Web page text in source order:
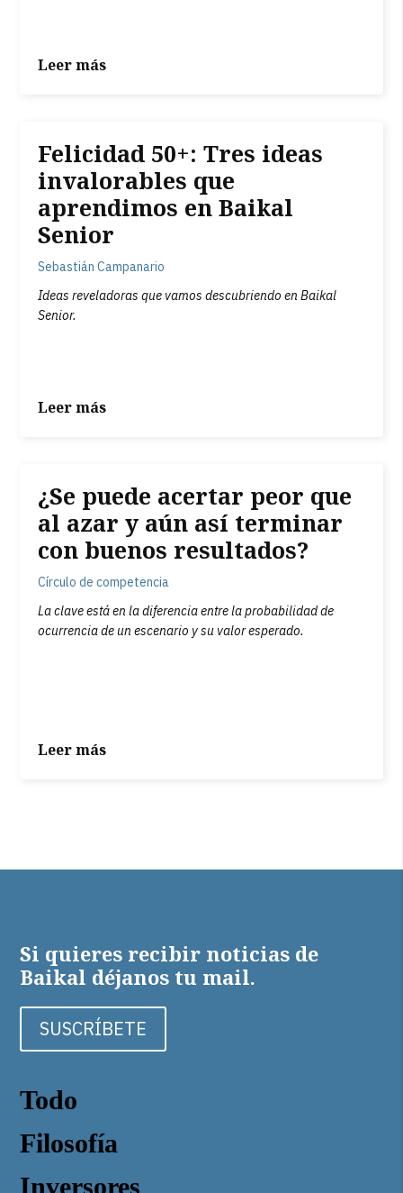
Leer más
Felicidad 50+: Tres ideas
invalorables que
aprendimos en Baikal
Senior
Sebastián Campanario
Ideas reveladoras que vamos descubriendo en Baikal
Senior.
Leer más
¿Se puede acertar peor que
al azar y aún así terminar
con buenos resultados?
Círculo de competencia
La clave está en la diferencia entre la probabilidad de
ocurrencia de un escenario y su valor esperado.
Leer más
Todo
Filosofía
Inversores
Si quieres recibir noticias de
Baikal déjanos tu mail.
SUSCRÍBETE